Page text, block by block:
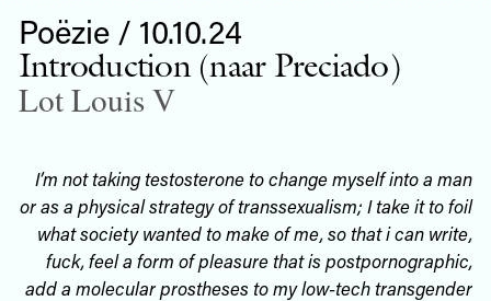
Poëzie / 10.10.24
Introduction (naar Preciado)
Lot Louis V
I’m not taking testosterone to change myself into a man
or as a physical strategy of transsexualism; I take it to foil
what society wanted to make of me, so that i can write,
fuck, feel a form of pleasure that is postpornographic,
add a molecular prostheses to my low-tech transgender